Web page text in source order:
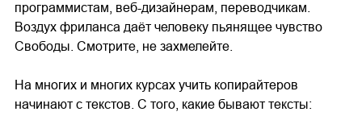
программистам, веб-дизайнерам, переводчикам.
Воздух фриланса даёт человеку пьянящее чувство
Свободы. Смотрите, не захмелейте.
На многих и многих курсах учить копирайтеров
начинают с текстов. С того, какие бывают тексты: